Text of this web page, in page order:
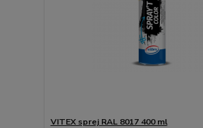
VITEX sprej RAL 8017 400 ml